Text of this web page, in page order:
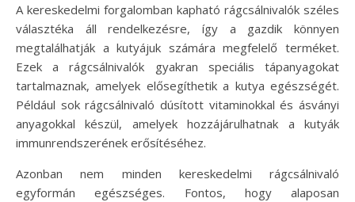
A kereskedelmi forgalomban kapható rágcsálnivalók széles
választéka áll rendelkezésre, így a gazdik könnyen
megtalálhatják a kutyájuk számára megfelelő terméket.
Ezek a rágcsálnivalók gyakran speciális tápanyagokat
tartalmaznak, amelyek elősegíthetik a kutya egészségét.
Például sok rágcsálnivaló dúsított vitaminokkal és ásványi
anyagokkal készül, amelyek hozzájárulhatnak a kutyák
immunrendszerének erősítéséhez.
Azonban nem minden kereskedelmi rágcsálnivaló
egyformán egészséges. Fontos, hogy alaposan